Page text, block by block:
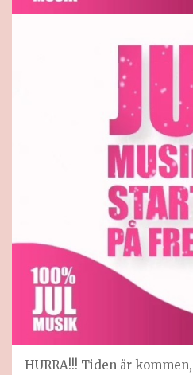
HURRA!!! Tiden är